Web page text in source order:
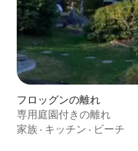
フロッグンの離れ
専用庭園付きの離れ
家族 · キッチン · ビーチ